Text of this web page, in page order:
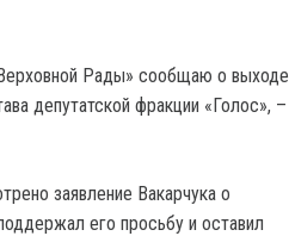
Рады» сообщаю о выходе
депутатской фракции «Голос», –
заявление Вакарчука о
его просьбу и оставил